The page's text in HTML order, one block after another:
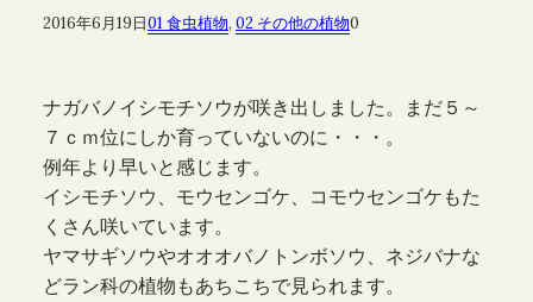
2016年6月19日01 食虫植物, 02 その他の植物0
ナガバノイシモチソウが咲き出しました。まだ５～
７ｃｍ位にしか育っていないのに・・・。
例年より早いと感じます。
イシモチソウ、モウセンゴケ、コモウセンゴケもた
くさん咲いています。
ヤマサギソウやオオオバノトンボソウ、ネジバナな
どラン科の植物もあちこちで見られます。